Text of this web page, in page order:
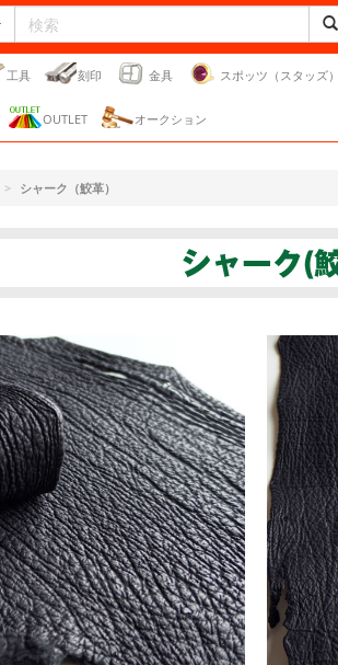
工具 刻印 金具 スポッツ（スタッズ）
OUTLET オークション
シャーク（鮫革）